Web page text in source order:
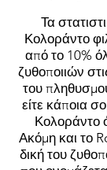
Τα
Κολοράντο
από το 10%
ζυθοποιιών
του
είτε κάποια
Κολοράντο
Ακόμη και το
δική του